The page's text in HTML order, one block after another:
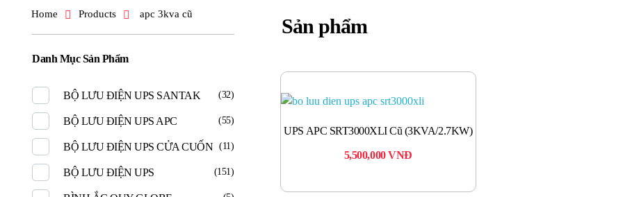
Home Products apc 3kva cũ
Sản phẩm
UPS APC SRT3000XLI Cũ (3KVA/2.7KW)
5,500,000VNĐ
Danh Mục Sản Phẩm
BỘ LƯU ĐIỆN UPS SANTAK (32)
BỘ LƯU ĐIỆN UPS APC (55)
BỘ LƯU ĐIỆN UPS CỬA CUỐN (11)
BỘ LƯU ĐIỆN UPS (151)